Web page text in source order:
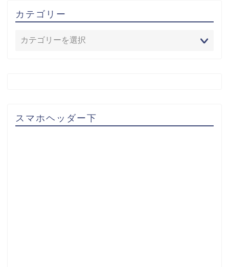
カテゴリー
スマホヘッダー下